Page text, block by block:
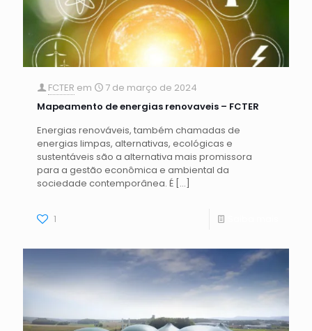
FCTER em
7 de março de 2024
Mapeamento de energias renovaveis – FCTER
Energias renováveis, também chamadas de
energias limpas, alternativas, ecológicas e
sustentáveis são a alternativa mais promissora
para a gestão econômica e ambiental da
sociedade contemporânea. É […]
1